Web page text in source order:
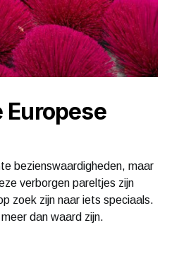
bezienswaardigheden, maar
verborgen pareltjes zijn
zoek zijn naar iets speciaals.
dan waard zijn.